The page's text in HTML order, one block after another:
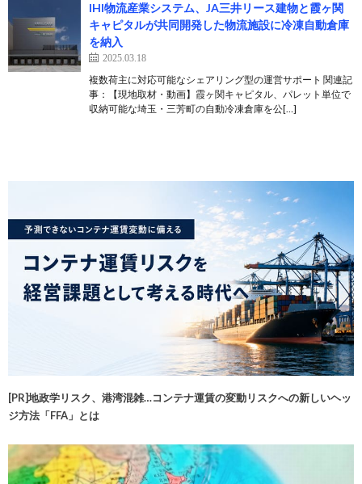
IHI物流産業システム、JA三井リース建物と霞ヶ関
キャピタルが共同開発した物流施設に冷凍自動倉庫
を納入
2025.03.18
複数荷主に対応可能なシェアリング型の運営サポート 関連記
事：【現地取材・動画】霞ヶ関キャピタル、パレット単位で
収納可能な埼玉・三芳町の自動冷凍倉庫を公[…]
[PR]地政学リスク、港湾混雑…コンテナ運賃の変動リスクへの新しいヘッ
ジ方法「FFA」とは